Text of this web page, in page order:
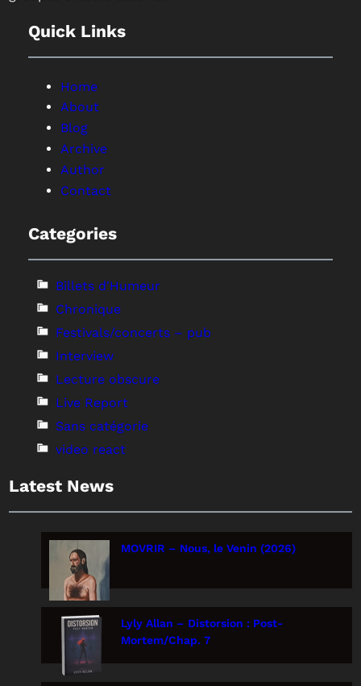
Quick Links
Home
About
Blog
Archive
Author
Contact
Categories
Billets d'Humeur
Chronique
Festivals/concerts – pub
Interview
Lecture obscure
Live Report
Sans catégorie
video react
Latest News
MOVRIR – Nous, le Venin (2026)
Lyly Allan – Distorsion : Post-
Mortem/Chap. 7